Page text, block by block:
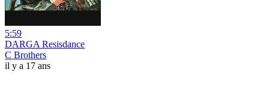
5:59
DARGA Resisdance
C Brothers
il y a 17 ans